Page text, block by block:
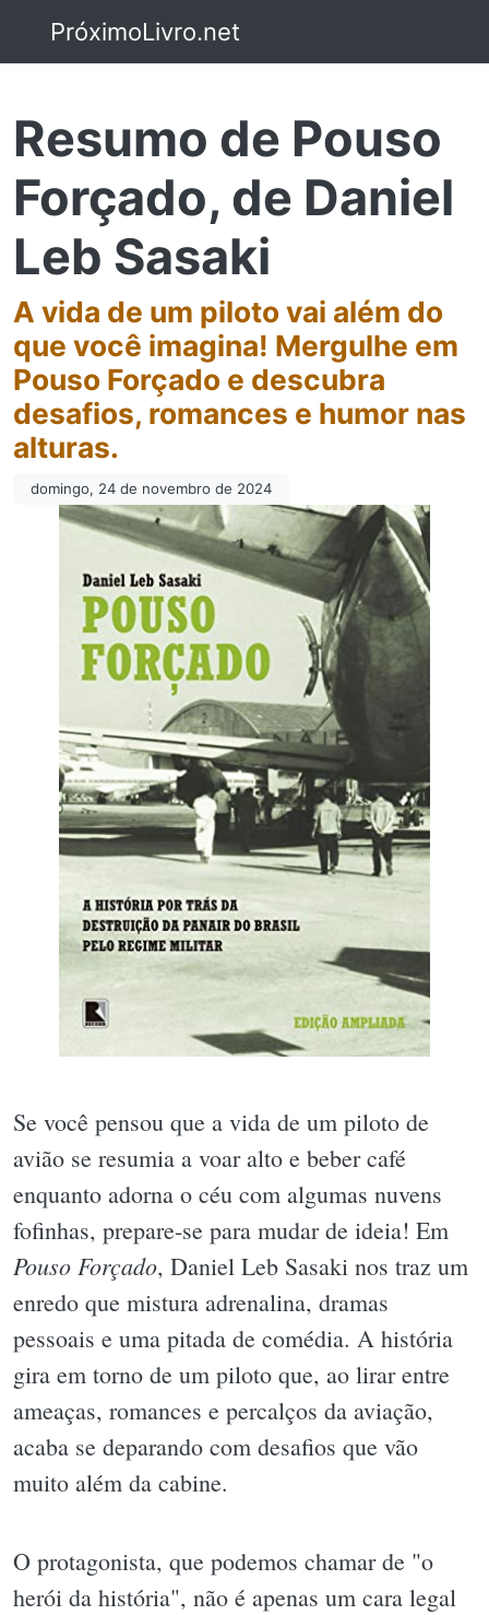
PróximoLivro.net
Resumo de Pouso
Forçado, de Daniel
Leb Sasaki
A vida de um piloto vai além do
que você imagina! Mergulhe em
Pouso Forçado e descubra
desafios, romances e humor nas
alturas.
domingo, 24 de novembro de 2024
Se você pensou que a vida de um piloto de
avião se resumia a voar alto e beber café
enquanto adorna o céu com algumas nuvens
fofinhas, prepare-se para mudar de ideia! Em
Pouso Forçado, Daniel Leb Sasaki nos traz um
enredo que mistura adrenalina, dramas
pessoais e uma pitada de comédia. A história
gira em torno de um piloto que, ao lirar entre
ameaças, romances e percalços da aviação,
acaba se deparando com desafios que vão
muito além da cabine.
O protagonista, que podemos chamar de "o
herói da história", não é apenas um cara legal